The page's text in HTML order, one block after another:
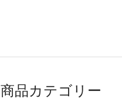
商品カテゴリー